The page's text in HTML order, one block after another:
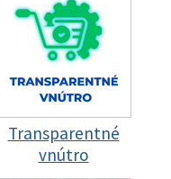
Transparentné
vnútro